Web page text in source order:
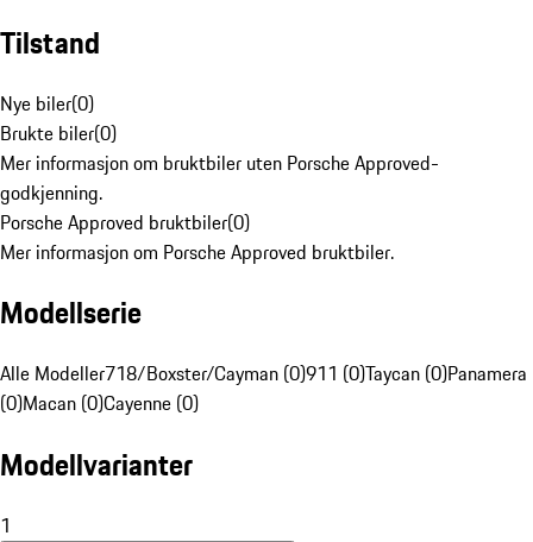
Tilstand
Nye biler(0)
Brukte biler(0)
Mer informasjon om bruktbiler uten Porsche Approved-
godkjenning.
Porsche Approved bruktbiler(0)
Mer informasjon om Porsche Approved bruktbiler.
Modellserie
Alle Modeller718/Boxster/Cayman (0)911 (0)Taycan (0)Panamera
(0)Macan (0)Cayenne (0)
Modellvarianter
1